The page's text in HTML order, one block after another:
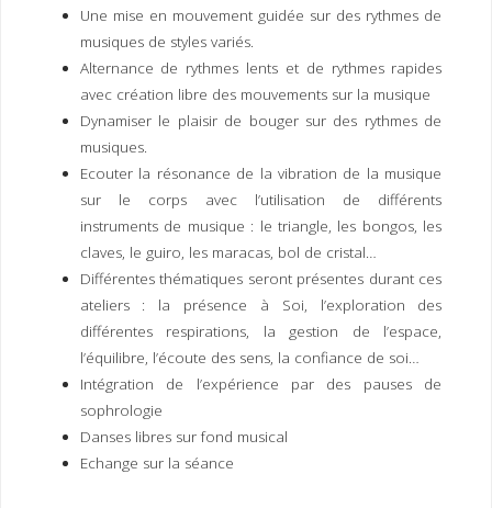
Une mise en mouvement guidée sur des rythmes de
musiques de styles variés.
Alternance de rythmes lents et de rythmes rapides
avec création libre des mouvements sur la musique
Dynamiser le plaisir de bouger sur des rythmes de
musiques.
Ecouter la résonance de la vibration de la musique
sur le corps avec l’utilisation de différents
instruments de musique : le triangle, les bongos, les
claves, le guiro, les maracas, bol de cristal…
Différentes thématiques seront présentes durant ces
ateliers : la présence à Soi, l’exploration des
différentes respirations, la gestion de l’espace,
l’équilibre, l’écoute des sens, la confiance de soi…
Intégration de l’expérience par des pauses de
sophrologie
Danses libres sur fond musical
Echange sur la séance